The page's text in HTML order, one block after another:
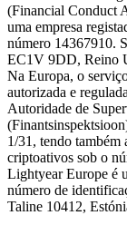
(Financial Conduct
uma empresa
número 14367910.
EC1V 9DD, Reino
Na Europa, o
autorizada e
Autoridade de
1/31, tendo também
criptoativos sob o
Lightyear Europe é
número de
Taline 10412,